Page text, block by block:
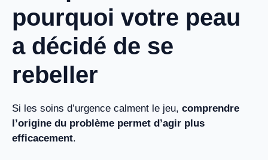
pourquoi votre peau
a décidé de se
rebeller
Si les soins d’urgence calment le jeu, comprendre
l’origine du problème permet d’agir plus
efficacement.